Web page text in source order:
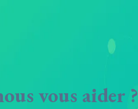
vous aider ?